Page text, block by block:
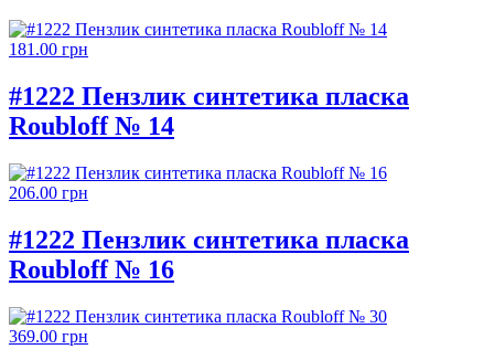
181.00 грн
#1222 Пензлик синтетика пласка
Roubloff № 14
206.00 грн
#1222 Пензлик синтетика пласка
Roubloff № 16
369.00 грн